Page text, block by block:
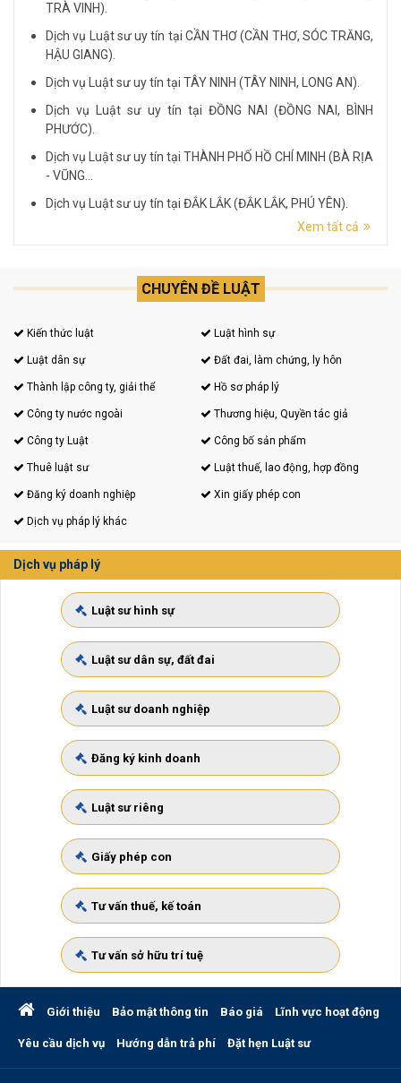
TRÀ VINH).
Dịch vụ Luật sư uy tín tại CẦN THƠ (CẦN THƠ, SÓC TRĂNG,
HẬU GIANG).
Dịch vụ Luật sư uy tín tại TÂY NINH (TÂY NINH, LONG AN).
Dịch vụ Luật sư uy tín tại ĐỒNG NAI (ĐỒNG NAI, BÌNH
PHƯỚC).
Dịch vụ Luật sư uy tín tại THÀNH PHỐ HỒ CHÍ MINH (BÀ RỊA
- VŨNG...
Dịch vụ Luật sư uy tín tại ĐẮK LẮK (ĐẮK LẮK, PHÚ YÊN).
Dịch vụ Luật sư uy tín tại LÂM ĐỒNG (LÂM ĐỒNG, ĐẮK
Xem tất cả
CHUYÊN ĐỀ LUẬT
Kiến thức luật Luật hình sự
Luật dân sự Đất đai, làm chứng, ly hôn
Thành lập công ty, giải thể Hồ sơ pháp lý
Công ty nước ngoài Thương hiệu, Quyền tác giả
Công ty Luật Công bố sản phẩm
Thuê luật sư Luật thuế, lao động, hợp đồng
Đăng ký doanh nghiệp Xin giấy phép con
Dịch vụ pháp lý khác
Dịch vụ pháp lý
Luật sư hình sự
Luật sư dân sự, đất đai
Luật sư doanh nghiệp
Đăng ký kinh doanh
Luật sư riêng
Giấy phép con
Tư vấn thuế, kế toán
Tư vấn sở hữu trí tuệ
Giới thiệu Bảo mật thông tin Báo giá Lĩnh vực hoạt động
Yêu cầu dịch vụ Hướng dẫn trả phí Đặt hẹn Luật sư